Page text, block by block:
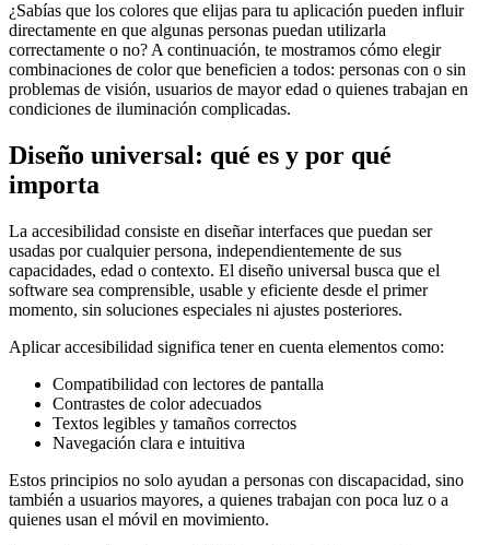
¿Sabías que los colores que elijas para tu aplicación pueden influir
directamente en que algunas personas puedan utilizarla
correctamente o no? A continuación, te mostramos cómo elegir
combinaciones de color que beneficien a todos: personas con o sin
problemas de visión, usuarios de mayor edad o quienes trabajan en
condiciones de iluminación complicadas.
Diseño universal: qué es y por qué
importa
La accesibilidad consiste en diseñar interfaces que puedan ser
usadas por cualquier persona, independientemente de sus
capacidades, edad o contexto. El diseño universal busca que el
software sea comprensible, usable y eficiente desde el primer
momento, sin soluciones especiales ni ajustes posteriores.
Aplicar accesibilidad significa tener en cuenta elementos como:
Compatibilidad con lectores de pantalla
Contrastes de color adecuados
Textos legibles y tamaños correctos
Navegación clara e intuitiva
Estos principios no solo ayudan a personas con discapacidad, sino
también a usuarios mayores, a quienes trabajan con poca luz o a
quienes usan el móvil en movimiento.